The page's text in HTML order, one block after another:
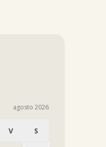
agosto 2026
V S